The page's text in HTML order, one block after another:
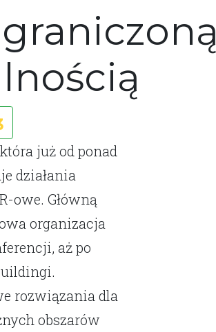
już od ponad
działania
owe. Główną
organizacja
aż po
rozwiązania dla
obszarów